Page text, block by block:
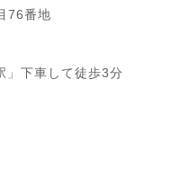
76番地
」下車して徒歩3分